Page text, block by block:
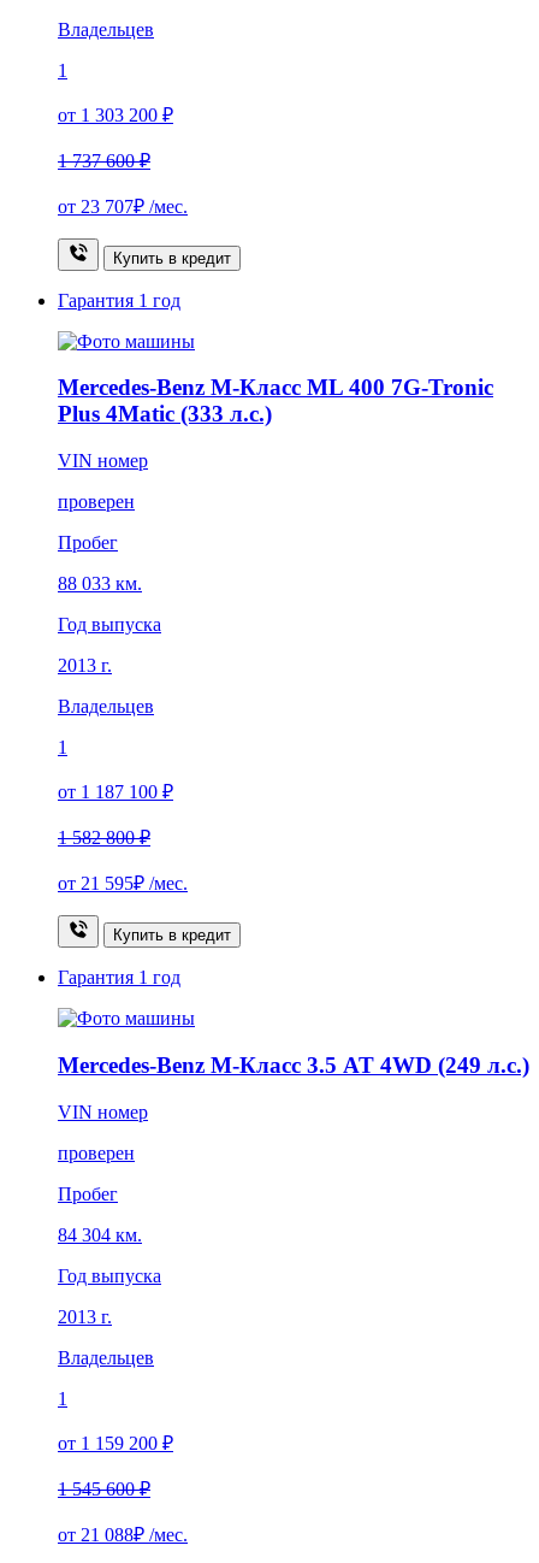
Владельцев
1
от 1 303 200 ₽
1 737 600 ₽
от 23 707₽ /мес.
Купить в кредит
Гарантия 1 год
Mercedes-Benz M-Класс ML 400 7G-Tronic
Plus 4Matic (333 л.с.)
VIN номер
проверен
Пробег
88 033 км.
Год выпуска
2013 г.
Владельцев
1
от 1 187 100 ₽
1 582 800 ₽
от 21 595₽ /мес.
Купить в кредит
Гарантия 1 год
Mercedes-Benz M-Класс 3.5 AT 4WD (249 л.с.)
VIN номер
проверен
Пробег
84 304 км.
Год выпуска
2013 г.
Владельцев
1
от 1 159 200 ₽
1 545 600 ₽
от 21 088₽ /мес.